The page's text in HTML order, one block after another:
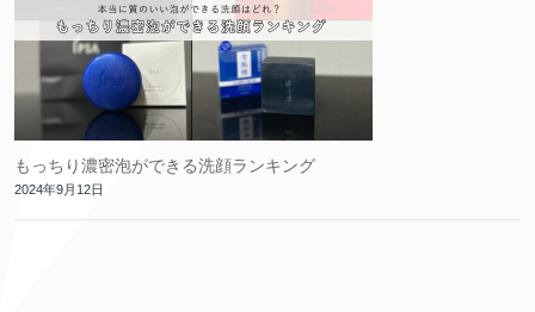
もっちり濃密泡ができる洗顔ランキング
2024年9月12日